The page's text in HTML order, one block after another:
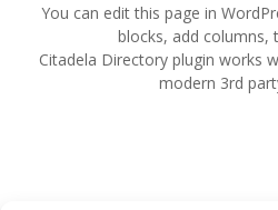
e
You can edit this page in
blocks, add columns,
Citadela Directory plugin works
modern 3rd